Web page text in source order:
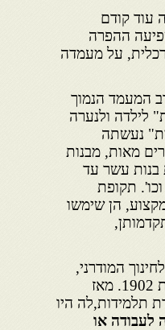
עוד קודם
ההפרה
על מעמדה
המעמד הנמוך
לילדה ולנערה
נעשתה
מאות, מבנות
בנות עשר עד
תקופת
הן שימשו
להתקדמותן,
המודרני,
עם הקמת ביה״ס לבנות מטעם כי״ח (חברת "כל ישראל חברים") בשנת 1902. מאז
תלמידות,לה היו
לעבודה או